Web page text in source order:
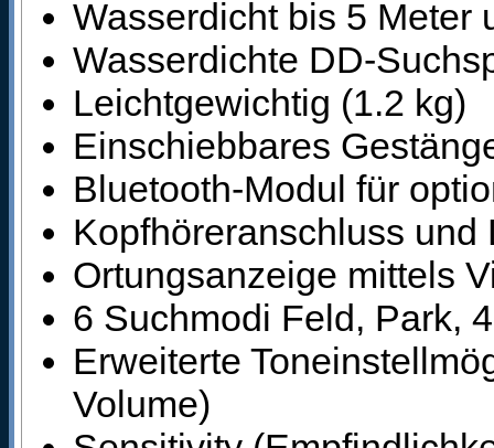
Wasserdicht bis 5 Meter
Wasserdichte DD-
Leichtgewichtig (1.2 kg)
Einschiebbares
Bluetooth-Modul für
Kopfhöreranschluss und
Ortungsanzeige mittels
6 Suchmodi Feld, Park,
Erweiterte
Volume)